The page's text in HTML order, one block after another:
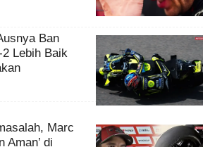
Ban
Lebih Baik
Marc
Aman’ di